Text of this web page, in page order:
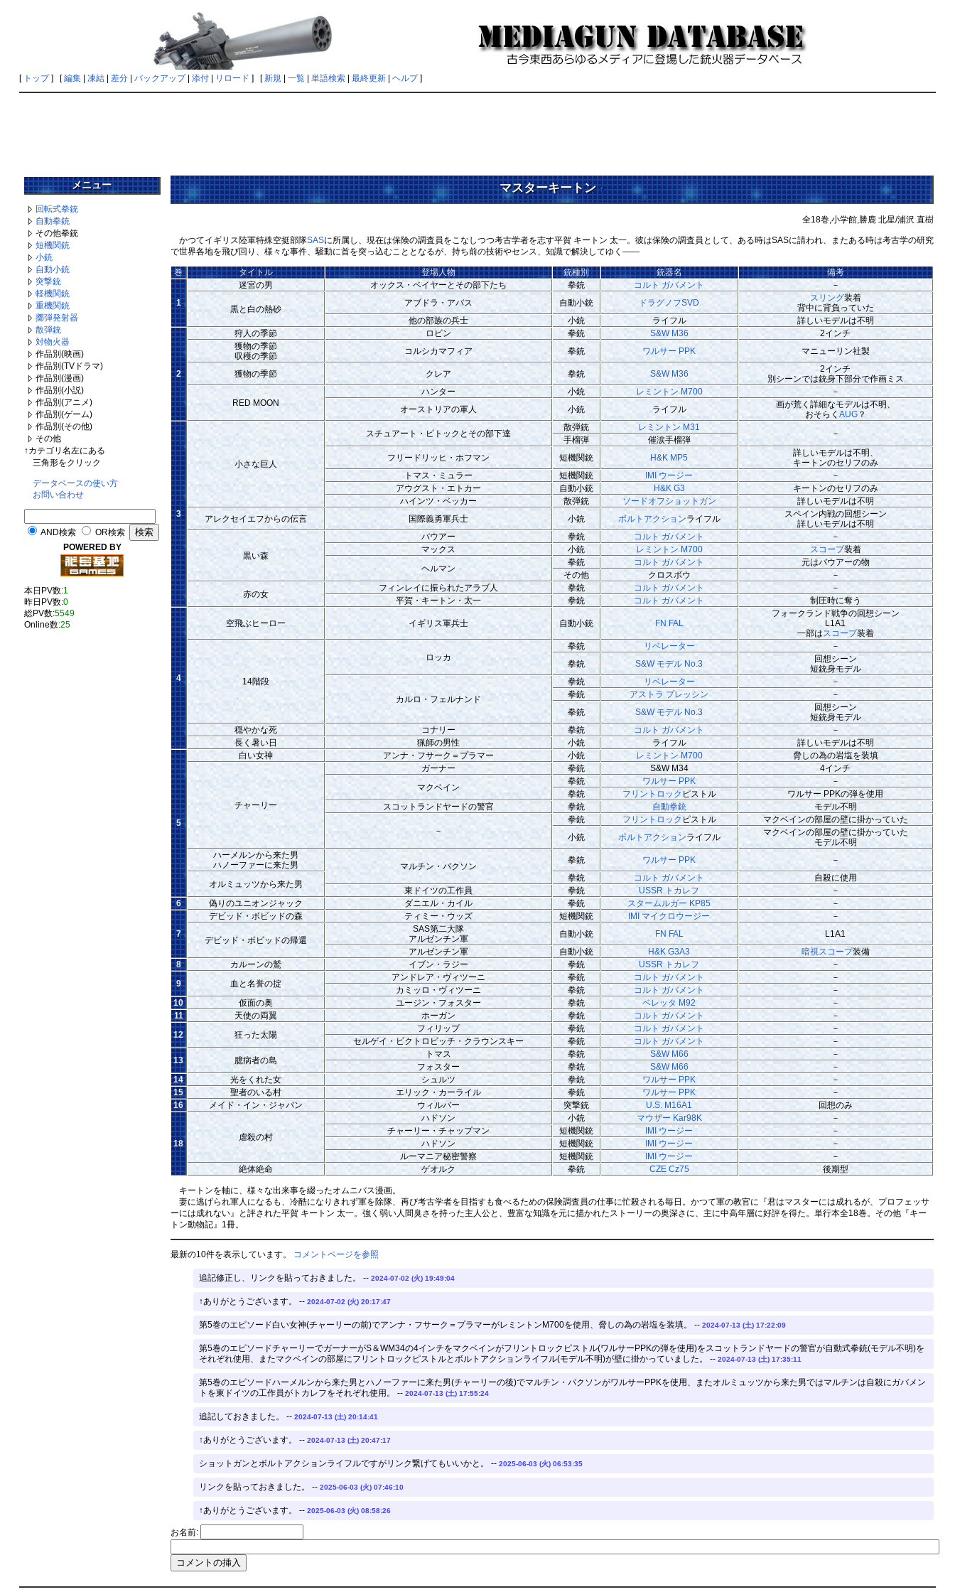
[ トップ] [編集| 凍結| 差分| バックアップ| 添付| リロード ] [新規| 一覧| 単語検索| 最終更新| ヘルプ]
メニュー
回転式拳銃
自動拳銃
その他拳銃
短機関銃
小銃
自動小銃
突撃銃
軽機関銃
重機関銃
擲弾発射器
散弾銃
対物火器
作品別(映画)
作品別(TVドラマ)
作品別(漫画)
作品別(小説)
作品別(アニメ)
作品別(ゲーム)
作品別(その他)
その他
↑カテゴリ名左にある
三角形をクリック
データベースの使い方
お問い合わせ
AND検索
OR検索
POWERED BY
本日PV数:1
昨日PV数:0
総PV数:5549
Online数:25
マスターキートン†
全18巻,小学館,勝鹿 北星/浦沢 直樹
かつてイギリス陸軍特殊空挺部隊SASに所属し、現在は保険の調査員をこなしつつ考古学者を志す平賀 キートン 太一。彼は保険の調査員として、ある時はSASに請われ、またある時は考古学の研究
で世界各地を飛び回り、様々な事件、騒動に首を突っ込むこととなるが、持ち前の技術やセンス、知識で解決してゆく――
巻 タイトル 登場人物 銃種別 銃器名 備考
1
迷宮の男 オックス・ベイヤーとその部下たち 拳銃 コルト ガバメント －
黒と白の熱砂
アブドラ・アバス 自動小銃 ドラグノフSVD スリング装着
背中に背負っていた
他の部族の兵士
小銃 ライフル 詳しいモデルは不明
2
狩人の季節 ロビン 拳銃 S&W M36
2インチ
獲物の季節
収穫の季節
コルシカマフィア 拳銃 ワルサー PPK マニューリン社製
獲物の季節 クレア 拳銃 S&W M36
2インチ
別シーンでは銃身下部分で作画ミス
RED MOON
ハンター 小銃 レミントン M700
－
オーストリアの軍人
小銃 ライフル
画が荒く詳細なモデルは不明、
おそらく AUG？
3
小さな巨人
スチュアート・ピトックとその部下達
散弾銃 レミントン M31
－
手榴弾
催涙手榴弾
フリードリッヒ・ホフマン
短機関銃 H&K MP5
詳しいモデルは不明、
キートンのセリフのみ
トマス・ミュラー
短機関銃 IMI ウージー
－
アウグスト・エトカー
自動小銃 H&K G3
キートンのセリフのみ
ハインツ・ベッカー
散弾銃 ソードオフショットガン
詳しいモデルは不明
アレクセイエフからの伝言
国際義勇軍兵士 小銃 ボルトアクションライフル
スペイン内戦の回想シーン
詳しいモデルは不明
黒い森
バウアー 拳銃 コルト ガバメント
－
マックス
小銃 レミントン M700 スコープ装着
ヘルマン
拳銃 コルト ガバメント
元はバウアーの物
その他
クロスボウ
－
赤の女
フィンレイに振られたアラブ人 拳銃 コルト ガバメント
－
平賀・キートン・太一
拳銃 コルト ガバメント 制圧時に奪う
4
空飛ぶヒーロー イギリス軍兵士 自動小銃 FN FAL
フォークランド戦争の回想シーン
L1A1
一部はスコープ装着
14階段
ロッカ
拳銃 リベレーター
－
拳銃
S&W モデル No.3
回想シーン
短銃身モデル
カルロ・フェルナンド
拳銃 リベレーター
－
拳銃
アストラ プレッシン
－
拳銃
S&W モデル No.3
回想シーン
短銃身モデル
穏やかな死
コナリー 拳銃 コルト ガバメント
－
長く暑い日
猟師の男性 小銃 ライフル 詳しいモデルは不明
5
白い女神 アンナ・フサーク＝プラマー 小銃 レミントン M700 脅しの為の岩塩を装填
チャーリー
ガーナー 拳銃 S&W M34
4インチ
マクベイン
拳銃 ワルサー PPK
－
拳銃
フリントロック ピストル
ワルサー PPKの弾を使用
スコットランドヤードの警官
拳銃 自動拳銃 モデル不明
－
拳銃 フリントロック ピストル
マクベインの部屋の壁に掛かっていた
小銃
ボルトアクションライフル
マクベインの部屋の壁に掛かっていた
モデル不明
ハーメルンから来た男
ハノーファーに来た男
マルチン・パクソン
拳銃 ワルサー PPK －
オルミュッツから来た男
拳銃 コルト ガバメント
自殺に使用
東ドイツの工作員
拳銃 USSR トカレフ
－
6
偽りのユニオンジャック ダニエル・カイル 拳銃 スタームルガー KP85 －
7
デビッド・ボビッドの森 ティミー・ウッズ 短機関銃 IMI マイクロウージー －
デビッド・ボビッドの帰還
SAS第二大隊
アルゼンチン軍
自動小銃 FN FAL
L1A1
アルゼンチン軍
自動小銃 H&K G3A3 暗視スコープ装備
8
カルーンの鷲 イブン・ラジー 拳銃 USSR トカレフ
－
9
血と名誉の掟
アンドレア・ヴィツーニ 拳銃 コルト ガバメント
－
カミッロ・ヴィツーニ
拳銃 コルト ガバメント
－
10
仮面の奥 ユージン・フォスター 拳銃 ベレッタ M92
－
11
天使の両翼 ホーガン 拳銃 コルト ガバメント
－
12
狂った太陽
フィリップ 拳銃 コルト ガバメント
－
セルゲイ・ビクトロビッチ・クラウンスキー
拳銃 コルト ガバメント
－
13
臆病者の島
トマス 拳銃 S&W M66
－
フォスター
拳銃 S&W M66
－
14
光をくれた女 シュルツ 拳銃 ワルサー PPK
－
15
聖者のいる村 エリック・カーライル 拳銃 ワルサー PPK
－
16
メイド・イン・ジャパン ウィルバー 突撃銃 U.S. M16A1 回想のみ
18
虐殺の村
ハドソン 小銃 マウザー Kar98K
－
チャーリー・チャップマン
短機関銃 IMI ウージー
－
ハドソン
短機関銃 IMI ウージー
－
ルーマニア秘密警察
短機関銃 IMI ウージー
－
絶体絶命
ゲオルク 拳銃 CZE Cz75 後期型
キートンを軸に、様々な出来事を綴ったオムニバス漫画。
妻に逃げられ軍人になるも、冷酷になりきれず軍を除隊、再び考古学者を目指すも食べるための保険調査員の仕事に忙殺される毎日。かつて軍の教官に『君はマスターには成れるが、プロフェッサ
ーには成れない』と評された平賀 キートン 太一。強く弱い人間臭さを持った主人公と、豊富な知識を元に描かれたストーリーの奥深さに、主に中高年層に好評を得た。単行本全18巻。その他『キー
トン動物記』1冊。
最新の10件を表示しています。 コメントページを参照
追記修正し、リンクを貼っておきました。 -- 2024-07-02 (火) 19:49:04
↑ありがとうございます。 -- 2024-07-02 (火) 20:17:47
第5巻のエピソード白い女神(チャーリーの前)でアンナ・フサーク＝プラマーがレミントンM700を使用、脅しの為の岩塩を装填。 -- 2024-07-13 (土) 17:22:09
第5巻のエピソードチャーリーでガーナーがS＆WM34の4インチをマクベインがフリントロックピストル(ワルサーPPKの弾を使用)をスコットランドヤードの警官が自動式拳銃(モデル不明)を
それぞれ使用、またマクベインの部屋にフリントロックピストルとボルトアクションライフル(モデル不明)が壁に掛かっていました。 -- 2024-07-13 (土) 17:35:11
第5巻のエピソードハーメルンから来た男とハノーファーに来た男(チャーリーの後)でマルチン・パクソンがワルサーPPKを使用、またオルミュッツから来た男ではマルチンは自殺にガバメン
トを東ドイツの工作員がトカレフをそれぞれ使用。 -- 2024-07-13 (土) 17:55:24
追記しておきました。 -- 2024-07-13 (土) 20:14:41
↑ありがとうございます。 -- 2024-07-13 (土) 20:47:17
ショットガンとボルトアクションライフルですがリンク繋げてもいいかと。 -- 2025-06-03 (火) 06:53:35
リンクを貼っておきました。 -- 2025-06-03 (火) 07:46:10
↑ありがとうございます。 -- 2025-06-03 (火) 08:58:26
お名前: